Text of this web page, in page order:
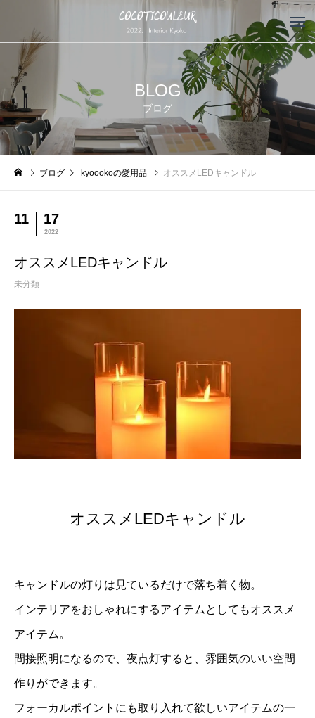
BLOG
ブログ
ブログ kyoookoの愛用品 オススメLEDキャンドル
11 17
2022
オススメLEDキャンドル
未分類
オススメLEDキャンドル
キャンドルの灯りは見ているだけで落ち着く物。
インテリアをおしゃれにするアイテムとしてもオススメ
アイテム。
間接照明になるので、夜点灯すると、雰囲気のいい空間
作りができます。
フォーカルポイントにも取り入れて欲しいアイテムの一